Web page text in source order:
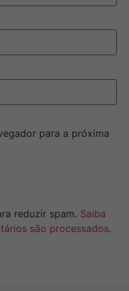
para a próxima
reduzir spam. Saiba
são processados.